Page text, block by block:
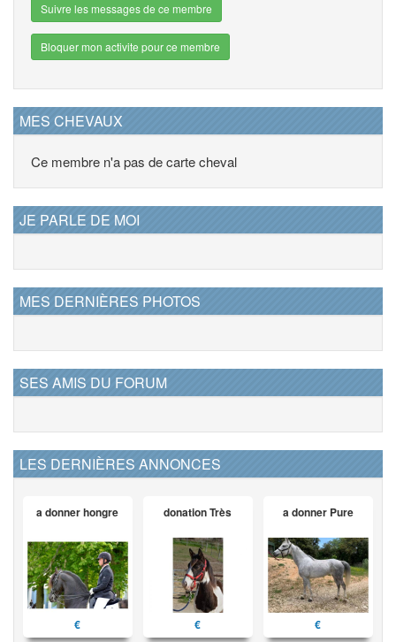
Suivre les messages de ce membre
Bloquer mon activite pour ce membre
MES CHEVAUX
Ce membre n'a pas de carte cheval
JE PARLE DE MOI
MES DERNIÈRES PHOTOS
SES AMIS DU FORUM
LES DERNIÈRES ANNONCES
a donner hongre
€
donation Très
€
a donner Pure
€